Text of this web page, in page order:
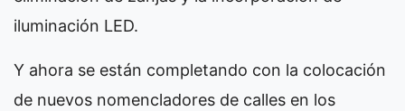
iluminación LED.
Y ahora se están completando con la colocación
de nuevos nomencladores de calles en los